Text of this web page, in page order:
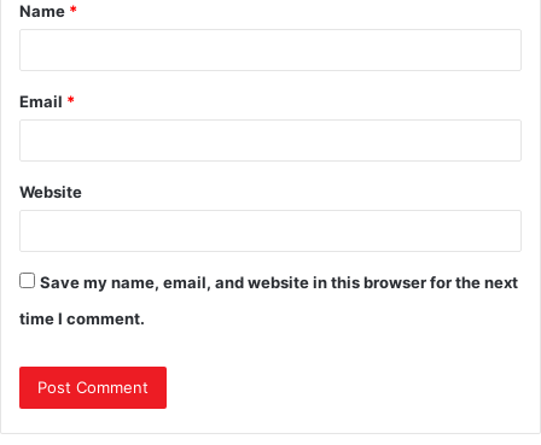
Name *
Email *
Website
Save my name, email, and website in this browser for the next
time I comment.